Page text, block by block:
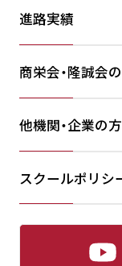
進路実績
商栄会・隆誠会
他機関・企業の
スクールポリシ